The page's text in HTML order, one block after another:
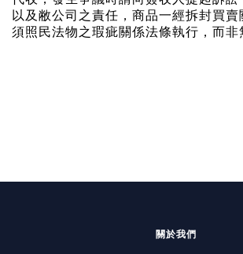
以及敝公司之責任，商品一經拆封買賣
須照民法物之瑕疵關係法條執行，而非
關於我們